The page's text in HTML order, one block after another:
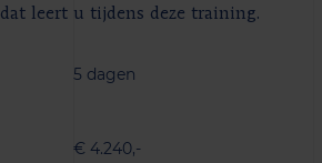
leert u tijdens deze training.
5 dagen
€ 4.240,-